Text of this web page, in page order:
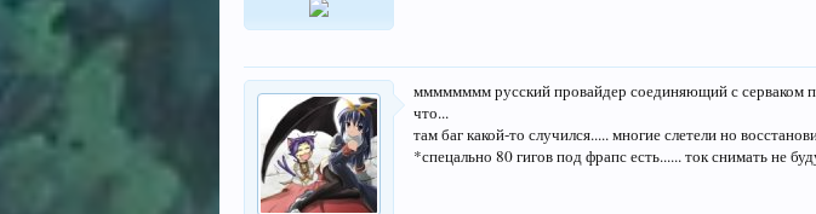
мммммммм русский провайдер соединяющий с серваком
что...
там баг какой-то случился..... многие слетели но
*спецально 80 гигов под фрапс есть...... ток снимать не